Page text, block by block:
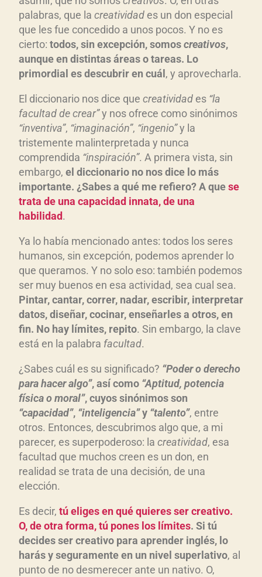
palabras, que la creatividad es un don especial
que les fue concedido a unos pocos. Y no es
cierto: todos, sin excepción, somoscreativos,
aunque en distintas áreas o tareas. Lo
primordial es descubrir en cuál , y aprovecharla.
El diccionario nos dice que creatividad es “la
facultad de crear”y nos ofrece como sinónimos
“inventiva”, “imaginación”, “ingenio”y la
tristemente malinterpretada y nunca
comprendida “inspiración”. A primera vista, sin
embargo, el diccionario no nos dice lo más
importante. ¿Sabes a qué me refiero? A quese
trata de una capacidad innata, de una
habilidad.
Ya lo había mencionado antes: todos los seres
humanos, sin excepción, podemos aprender lo
que queramos. Y no solo eso: también podemos
ser muy buenos en esa actividad, sea cual sea.
Pintar, cantar, correr, nadar, escribir, interpretar
datos, diseñar, cocinar, enseñarles a otros, en
fin. No hay límites, repito. Sin embargo, la clave
está en la palabra facultad.
¿Sabes cuál es su significado? “Poder o derecho
para hacer algo”, así como “Aptitud, potencia
física o moral”, cuyos sinónimos son
“capacidad”, “inteligencia”y “talento”, entre
otros. Entonces, descubrimos algo que, a mi
parecer, es superpoderoso: la creatividad, esa
facultad que muchos creen es un don, en
realidad se trata de una decisión, de una
elección.
Es decir, tú eliges en qué quieres ser creativo.
O, de otra forma, tú pones los límites. Si tú
decides ser creativo para aprender inglés, lo
harás y seguramente en un nivel superlativo, al
punto de no desmerecer ante un nativo. O,